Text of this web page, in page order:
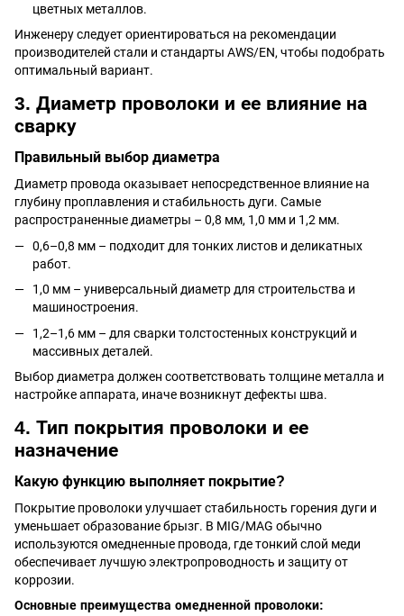
цветных металлов.
Инженеру следует ориентироваться на рекомендации
производителей стали и стандарты AWS/EN, чтобы подобрать
оптимальный вариант.
3. Диаметр проволоки и ее влияние на
сварку
Правильный выбор диаметра
Диаметр провода оказывает непосредственное влияние на
глубину проплавления и стабильность дуги. Самые
распространенные диаметры – 0,8 мм, 1,0 мм и 1,2 мм.
0,6–0,8 мм – подходит для тонких листов и деликатных
работ.
1,0 мм – универсальный диаметр для строительства и
машиностроения.
1,2–1,6 мм – для сварки толстостенных конструкций и
массивных деталей.
Выбор диаметра должен соответствовать толщине металла и
настройке аппарата, иначе возникнут дефекты шва.
4. Тип покрытия проволоки и ее
назначение
Какую функцию выполняет покрытие?
Покрытие проволоки улучшает стабильность горения дуги и
уменьшает образование брызг. В MIG/MAG обычно
используются омедненные провода, где тонкий слой меди
обеспечивает лучшую электропроводность и защиту от
коррозии.
Основные преимущества омедненной проволоки: